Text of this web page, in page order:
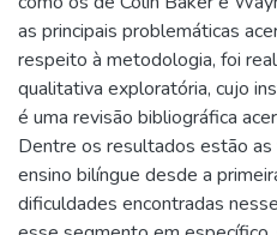
as principais problemáticas
respeito à metodologia, foi
qualitativa exploratória, cujo
é uma revisão bibliográfica
Dentre os resultados estão as
ensino bilíngue desde a
dificuldades encontradas